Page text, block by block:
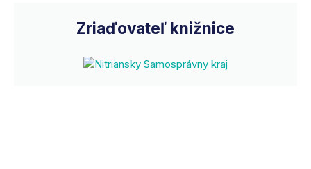
Zriaďovateľ knižnice